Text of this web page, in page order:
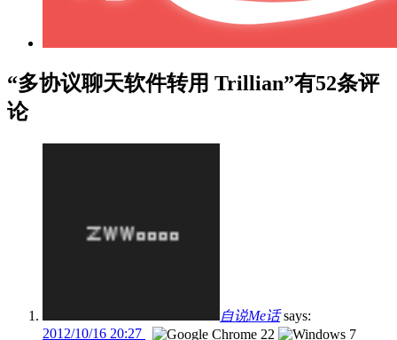
“多协议聊天软件转用 Trillian”有52条评
论
自说Me话 says:
2012/10/16 20:27